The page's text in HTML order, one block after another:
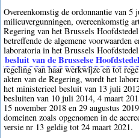
Overeenkomstig de ordonnantie van 5
milieuvergunningen, overeenkomstig
Regering van het Brussels
betreffende de algemene voorwaarden
laboratoria in het Brussels
besluit van de Brusselse
regeling van haar werkwijze en tot
akten van de Regering, wordt het
het ministerieel besluit van 13 juli
besluiten van 10 juli 2014, 4 maart
15 november 2018 en 29 augustus
domeinen zoals opgenomen in de
versie nr 13 geldig tot 24 maart 2021.